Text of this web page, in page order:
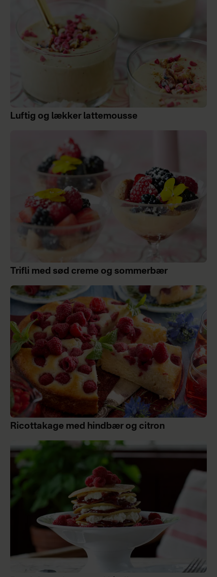
Luftig og lækker lattemousse
Trifli med sød creme og sommerbær
Ricottakage med hindbær og citron